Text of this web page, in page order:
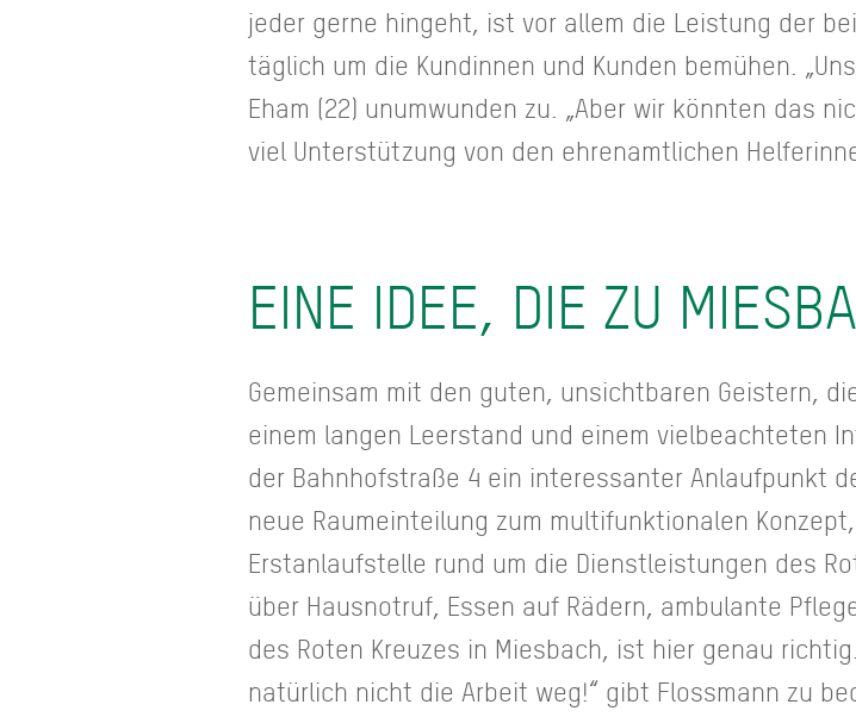
jeder gerne hingeht, ist vor allem die Leistung der
täglich um die Kundinnen und Kunden bemühen.
Eham (22) unumwunden zu. „Aber wir könnten das
viel Unterstützung von den ehrenamtlichen
EINE IDEE, DIE ZU
Gemeinsam mit den guten, unsichtbaren Geistern,
einem langen Leerstand und einem vielbeachteten
der Bahnhofstraße 4 ein interessanter Anlaufpunkt
neue Raumeinteilung zum multifunktionalen
Erstanlaufstelle rund um die Dienstleistungen des
über Hausnotruf, Essen auf Rädern, ambulante
des Roten Kreuzes in Miesbach, ist hier genau
natürlich nicht die Arbeit weg!“ gibt Flossmann zu